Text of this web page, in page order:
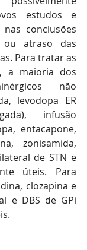
estudos e
conclusões
ou atraso das
Para tratar as
a maioria dos
não
levodopa ER
infusão
entacapone,
zonisamida,
de STN e
úteis. Para
clozapina e
e DBS de GPi